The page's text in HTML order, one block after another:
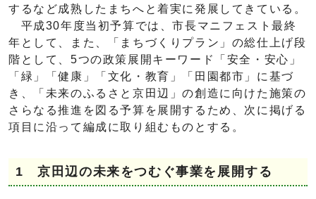
するなど成熟したまちへと着実に発展してきている。
平成30年度当初予算では、市長マニフェスト最終
年として、また、「まちづくりプラン」の総仕上げ段
階として、5つの政策展開キーワード「安全・安心」
「緑」「健康」「文化・教育」「田園都市」に基づ
き、「未来のふるさと京田辺」の創造に向けた施策の
さらなる推進を図る予算を展開するため、次に掲げる
項目に沿って編成に取り組むものとする。
1 京田辺の未来をつむぐ事業を展開する